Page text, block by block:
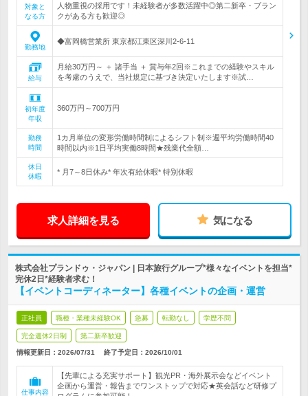
対象と
なる方
人物重視の採用です！未経験者が多数活躍中◎第二新卒・ブラン
クがある方も歓迎◎
勤務地
◆富岡橋営業所 東京都江東区深川2-6-11
給与
月給30万円～ ＋ 諸手当 ＋ 賞与年2回※これまでの経験やスキル
を考慮のうえで、当社規定に基づき決定いたします※試…
初年度
年収
360万円～700万円
勤務
時間
1カ月単位の変形労働時間制によるシフト制※週平均労働時間40
時間以内※1日平均実働8時間★残業代全額…
休日
休暇
* 月7～8日休み* 年次有給休暇* 特別休暇
求人詳細を見る 気になる
株式会社プランドゥ・ジャパン | 日本旅行グループ*様々なイベントを担当*
完休2日*経験者求む！
【イベントコーディネーター】各種イベントの企画・運営
正社員 職種・業種未経験OK 急募 転勤なし 学歴不問
完全週休2日制 第二新卒歓迎
情報更新日：2026/07/31 終了予定日： 2026/10/01
仕事内容
【先輩による充実サポート】観光PR・海外展示会などイベント
企画から運営・報告までワンストップで対応★英会話など研修プ